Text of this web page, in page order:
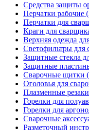
Средства защиты
Перчатки рабочие
Перчатки для
Краги для
Верхняя одежда
Светофильтры для
Защитные стекла
Защитные
Сварочные щитки
Оголовья для
Плазменные
Горелки для
Горелки для
Сварочные
Разметочный